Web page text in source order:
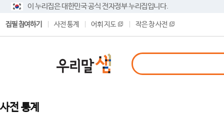
이 누리집은 대한민국 공식 전자정부 누리집입니다.
집필 참여하기 사전 통계 어휘 지도 작은 창 사전
사전 통계